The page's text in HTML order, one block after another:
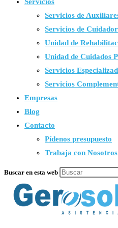
Servicios de
Servicios de
Unidad de
Unidad de Cuidados
Servicios
Servicios
Empresas
Blog
Contacto
Pídenos presupuesto
Trabaja con Nosotros
Buscar en esta web